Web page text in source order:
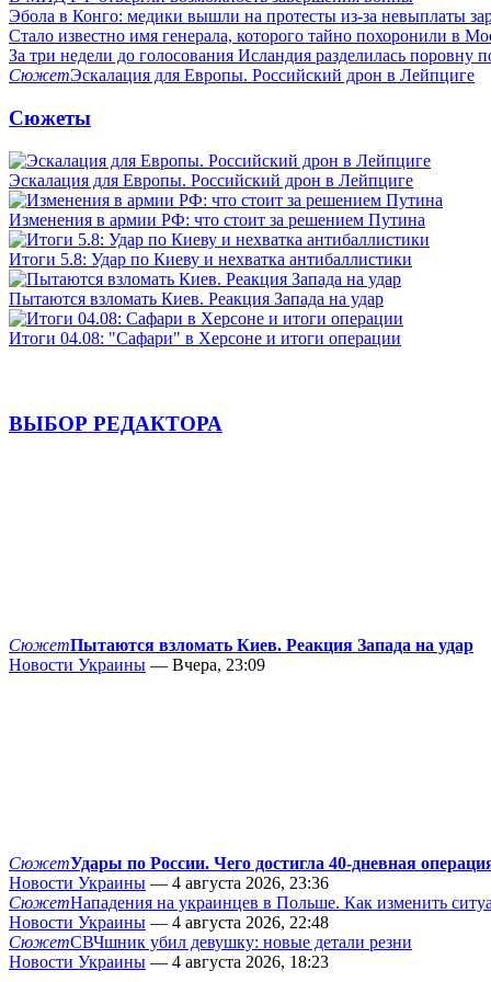
Эбола в Конго: медики вышли на протесты из-за невыплаты
Стало известно имя генерала, которого тайно похоронили в
За три недели до голосования Исландия разделилась поровну
СюжетЭскалация для Европы. Российский дрон в Лейпциге
Сюжеты
Эскалация для Европы. Российский дрон в Лейпциге
Изменения в армии РФ: что стоит за решением Путина
Итоги 5.8: Удар по Киеву и нехватка антибаллистики
Пытаются взломать Киев. Реакция Запада на удар
Итоги 04.08: "Сафари" в Херсоне и итоги операции
ВЫБОР РЕДАКТОРА
СюжетПытаются взломать Киев. Реакция Запада на удар
Новости Украины — Вчера, 23:09
СюжетУдары по России. Чего достигла 40-дневная
Новости Украины — 4 августа 2026, 23:36
СюжетНападения на украинцев в Польше. Как изменить
Новости Украины — 4 августа 2026, 22:48
СюжетСВЧшник убил девушку: новые детали резни
Новости Украины — 4 августа 2026, 18:23